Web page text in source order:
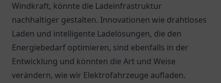
Windkraft, könnte die Ladeinfrastruktur
nachhaltiger gestalten. Innovationen wie drahtloses
Laden und intelligente Ladelösungen, die den
Energiebedarf optimieren, sind ebenfalls in der
Entwicklung und könnten die Art und Weise
verändern, wie wir Elektrofahrzeuge aufladen.